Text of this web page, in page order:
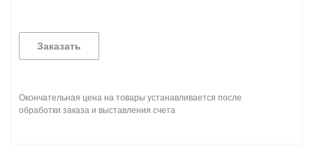
Заказать
Окончательная цена на товары устанавливается после
обработки заказа и выставления счета